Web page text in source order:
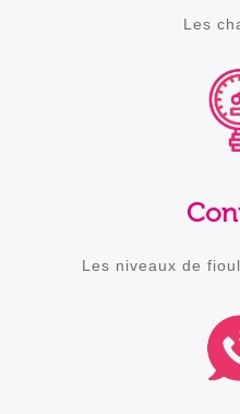
Les
Les niveaux de